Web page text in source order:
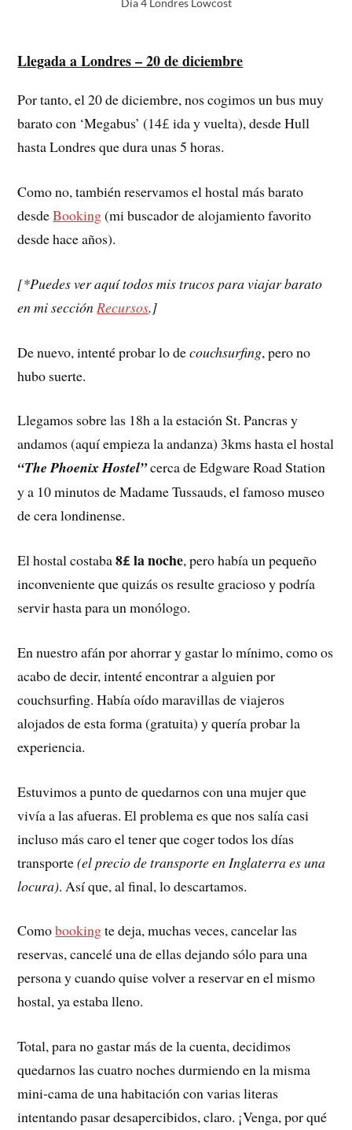
Llegada a Londres – 20 de diciembre
Por tanto, el 20 de diciembre, nos cogimos un bus muy
barato con ‘Megabus’ (14£ida y vuelta), desde Hull
hasta Londres que dura unas 5 horas.
Como no, también reservamos el hostal más barato
desdeBooking(mi buscador de alojamiento favorito
desde hace años).
[*Puedes ver aquí todos mis trucos para viajar barato
en mi secciónRecursos.]
De nuevo, intenté probar lo decouchsurfing, pero no
hubo suerte.
Llegamos sobre las 18h a la estación St. Pancras y
andamos (aquí empieza la andanza) 3kms hasta el hostal
“The Phoenix Hostel”cerca de Edgware Road Station
y a 10 minutos de Madame Tussauds, el famoso museo
de cera londinense.
El hostal costaba8£ la noche, pero había un pequeño
inconveniente que quizás os resulte gracioso y podría
servir hasta para un monólogo.
En nuestro afán por ahorrar y gastar lo mínimo, como os
acabo de decir, intenté encontrar a alguien por
couchsurfing. Había oído maravillas de viajeros
alojados de esta forma (gratuita) y quería probar la
experiencia.
Estuvimos a punto de quedarnos con una mujer que
vivía a las afueras. El problema es que nos salía casi
incluso más caro el tener que coger todos los días
transporte(el precio de transporte en Inglaterra es una
locura). Así que, al final, lo descartamos.
Comobookingte deja, muchas veces, cancelar las
reservas, cancelé una de ellas dejando sólo para una
persona y cuando quise volver a reservar en el mismo
hostal, ya estaba lleno.
Total, para no gastar más de la cuenta, decidimos
quedarnos las cuatro noches durmiendo en la misma
mini-cama de una habitación con varias literas
intentando pasar desapercibidos, claro. ¡Venga, por qué